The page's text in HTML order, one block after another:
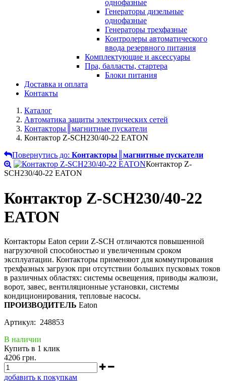
однофазные
Генераторы дизельные
однофазные
Генераторы трехфазные
Контролеры автоматического
ввода резервного питания
Комплектующие и аксессуары
Пра, балласты, стартера
Блоки питания
Доставка и оплата
Контакты
Каталог
Автоматика защиты электрических сетей
Контакторы║магнитные пускатели
Контактор Z-SCH230/40-22 EATON
Повернутись до: Контакторы║магнитные пускатели
Контактор Z-
SCH230/40-22 EATON
Контактор Z-SCH230/40-22
EATON
Контакторы Eaton серии Z-SCH отличаются повышенной
нагрузочной способностью и увеличенным сроком
эксплуатации. Контакторы применяют для коммутирования
трехфазных загрузок при отсутствии больших пусковых токов
в различных областях: системы освещения, приводы жалюзи,
ворот, завес, вентиляционные установки, системы
кондиционирования, тепловые насосы.
ПРОИЗВОДИТЕЛЬ Eaton
Артикул: 248853
В наличии
Купить в 1 клик
4206 грн.
добавить к покупкам